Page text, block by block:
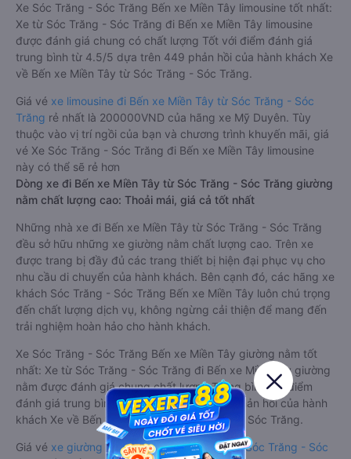
Xe Sóc Trăng - Sóc Trăng Bến xe Miền Tây limousine tốt nhất:
Xe từ Sóc Trăng - Sóc Trăng đi Bến xe Miền Tây limousine
được đánh giá chung có chất lượng Tốt với điểm đánh giá
trung bình từ 4.5/5 dựa trên 449 phản hồi của hành khách Xe
về Bến xe Miền Tây từ Sóc Trăng - Sóc Trăng.
Giá vé xe limousine đi Bến xe Miền Tây từ Sóc Trăng - Sóc
Trăng rẻ nhất là 200000VND của hãng xe Mỹ Duyên. Tùy
thuộc vào vị trí ngồi của bạn và chương trình khuyến mãi, giá
vé Xe Sóc Trăng - Sóc Trăng đi Bến xe Miền Tây limousine
này có thể sẽ rẻ hơn
Dòng xe đi Bến xe Miền Tây từ Sóc Trăng - Sóc Trăng giường
nằm chất lượng cao: Thoải mái, giá cả tốt nhất
Những nhà xe đi Bến xe Miền Tây từ Sóc Trăng - Sóc Trăng
đều sở hữu những xe giường nằm chất lượng cao. Trên xe
được trang bị đầy đủ các trang thiết bị hiện đại phục vụ cho
nhu cầu di chuyển của hành khách. Bên cạnh đó, các hãng xe
khách Sóc Trăng - Sóc Trăng Bến xe Miền Tây luôn chú trọng
đến chất lượng dịch vụ, không ngừng cải thiện để mang đến
trải nghiệm hoàn hảo cho hành khách.
Xe Sóc Trăng - Sóc Trăng Bến xe Miền Tây giường nằm tốt
nhất: Xe từ Sóc Trăng - Sóc Trăng đi Bến xe Miền Tây giường
nằm được đánh giá chung chất lượng Trung bình với điểm
đánh giá trung bình từ 2.7/5 dựa trên 679 phản hồi của hành
khách Xe về Bến xe Miền Tây từ Sóc Trăng - Sóc Trăng.
Giá vé xe giường nằm đi Bến xe Miền Tây từ Sóc Trăng - Sóc